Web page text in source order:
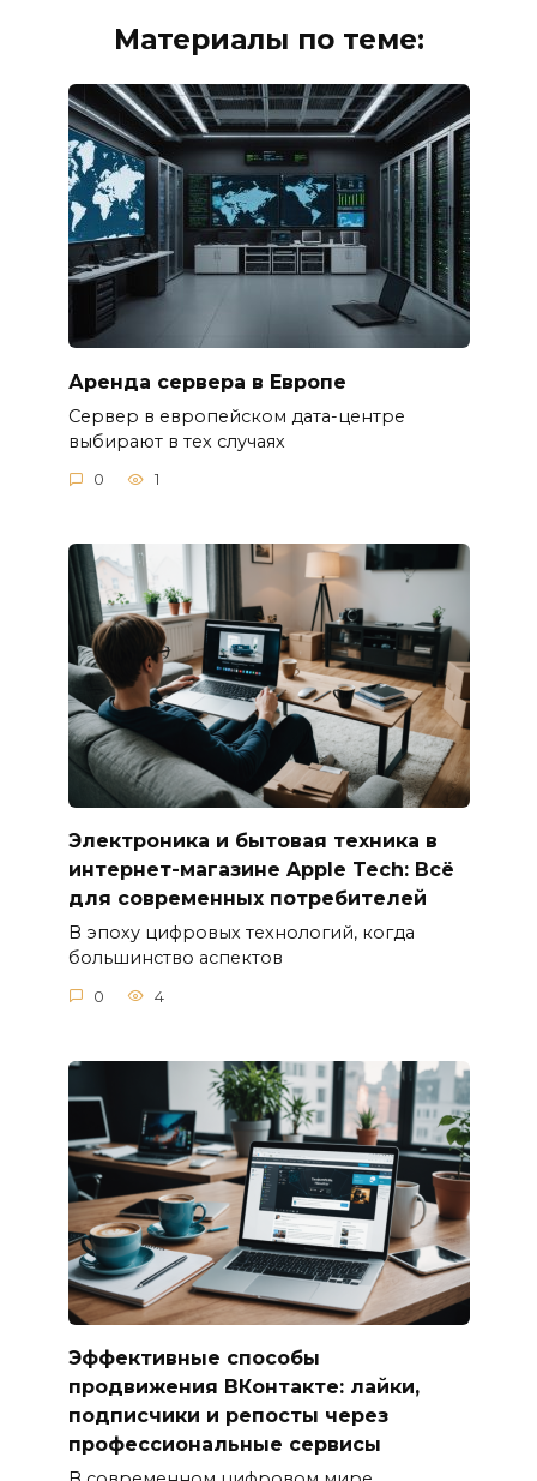
Материалы по теме:
Аренда сервера в Европе
Сервер в европейском дата-центре
выбирают в тех случаях
0 1
Электроника и бытовая техника в
интернет-магазине Apple Tech: Всё
для современных потребителей
В эпоху цифровых технологий, когда
большинство аспектов
0 4
Эффективные способы
продвижения ВКонтакте: лайки,
подписчики и репосты через
профессиональные сервисы